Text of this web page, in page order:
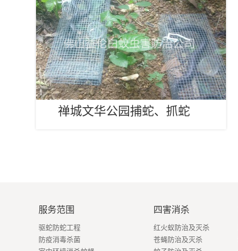
禅城文华公园捕蛇、抓蛇
服务范围
驱蛇防蛇工程
防疫消毒杀菌
四害消杀
红火蚁防治及灭杀
苍蝇防治及灭杀